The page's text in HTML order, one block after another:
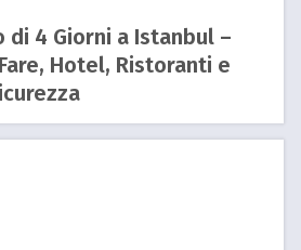
di 4 Giorni a Istanbul –
Hotel, Ristoranti e